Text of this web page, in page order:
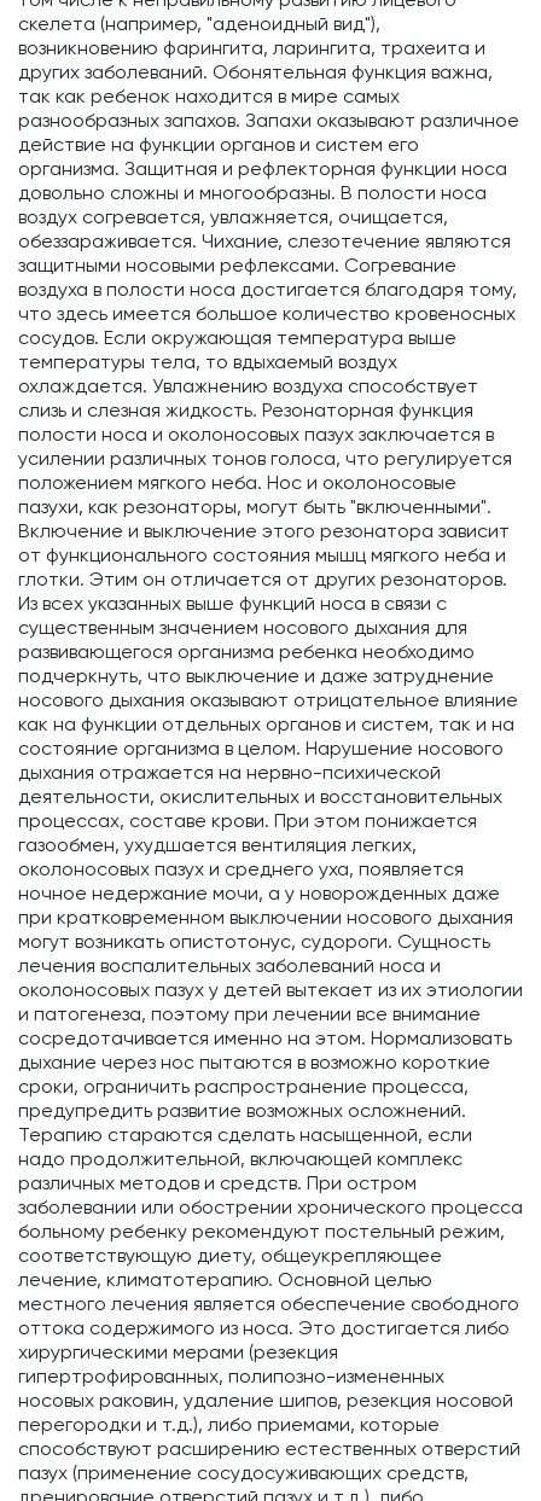
скелета (например, "аденоидный вид"),
возникновению фарингита, ларингита, трахеита и
других заболеваний. Обонятельная функция важна,
так как ребенок находится в мире самых
разнообразных запахов. Запахи оказывают различное
действие на функции органов и систем его
организма. Защитная и рефлекторная функции носа
довольно сложны и многообразны. В полости носа
воздух согревается, увлажняется, очищается,
обеззараживается. Чихание, слезотечение являются
защитными носовыми рефлексами. Согревание
воздуха в полости носа достигается благодаря тому,
что здесь имеется большое количество кровеносных
сосудов. Если окружающая температура выше
температуры тела, то вдыхаемый воздух
охлаждается. Увлажнению воздуха способствует
слизь и слезная жидкость. Резонаторная функция
полости носа и околоносовых пазух заключается в
усилении различных тонов голоса, что регулируется
положением мягкого неба. Нос и околоносовые
пазухи, как резонаторы, могут быть "включенными".
Включение и выключение этого резонатора зависит
от функционального состояния мышц мягкого неба и
глотки. Этим он отличается от других резонаторов.
Из всех указанных выше функций носа в связи с
существенным значением носового дыхания для
развивающегося организма ребенка необходимо
подчеркнуть, что выключение и даже затруднение
носового дыхания оказывают отрицательное влияние
как на функции отдельных органов и систем, так и на
состояние организма в целом. Нарушение носового
дыхания отражается на нервно-психической
деятельности, окислительных и восстановительных
процессах, составе крови. При этом понижается
газообмен, ухудшается вентиляция легких,
околоносовых пазух и среднего уха, появляется
ночное недержание мочи, а у новорожденных даже
при кратковременном выключении носового дыхания
могут возникать опистотонус, судороги. Сущность
лечения воспалительных заболеваний носа и
околоносовых пазух у детей вытекает из их этиологии
и патогенеза, поэтому при лечении все внимание
сосредотачивается именно на этом. Нормализовать
дыхание через нос пытаются в возможно короткие
сроки, ограничить распространение процесса,
предупредить развитие возможных осложнений.
Терапию стараются сделать насыщенной, если
надо продолжительной, включающей комплекс
различных методов и средств. При остром
заболевании или обострении хронического процесса
больному ребенку рекомендуют постельный режим,
соответствующую диету, общеукрепляющее
лечение, климатотерапию. Основной целью
местного лечения является обеспечение свободного
оттока содержимого из носа. Это достигается либо
хирургическими мерами (резекция
гипертрофированных, полипозно-измененных
носовых раковин, удаление шипов, резекция носовой
перегородки и т.д.), либо приемами, которые
способствуют расширению естественных отверстий
пазух (применение сосудосуживающих средств,